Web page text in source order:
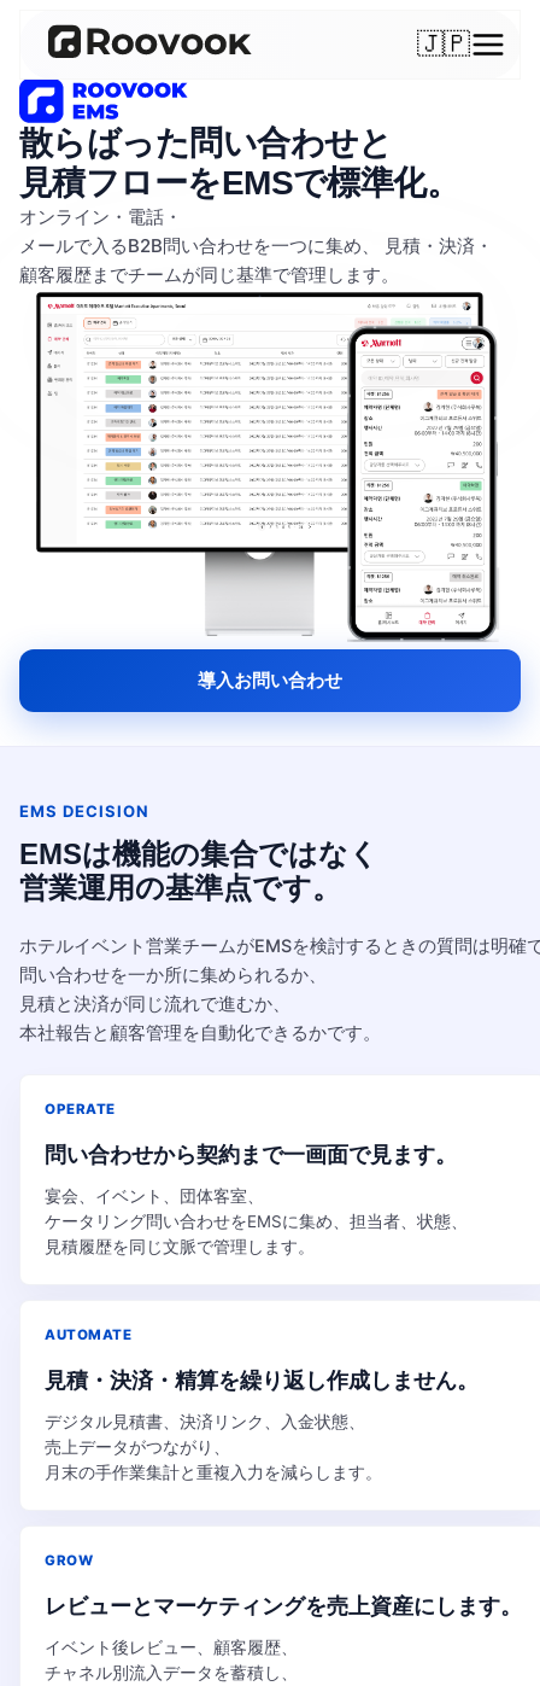
🇯🇵
散らばった問い合わせと
見積フローをEMSで標準化。
オンライン・電話・
メールで入るB2B問い合わせを一つに集め、
見積・決済・
顧客履歴までチームが同じ基準で管理します。
導入お問い合わせ
EMS DECISION
EMSは機能の集合ではなく
営業運用の基準点です。
ホテルイベント営業チームがEMSを検討するときの質問は明確
問い合わせを一か所に集められるか、
見積と決済が同じ流れで進むか、
本社報告と顧客管理を自動化できるかです。
OPERATE
問い合わせから契約まで一画面で見ます。
宴会、イベント、団体客室、
ケータリング問い合わせをEMSに集め、担当者、状態、
見積履歴を同じ文脈で管理します。
AUTOMATE
見積・決済・精算を繰り返し作成しません。
デジタル見積書、決済リンク、入金状態、
売上データがつながり、
月末の手作業集計と重複入力を減らします。
GROW
レビューとマーケティングを売上資産にします。
イベント後レビュー、顧客履歴、
チャネル別流入データを蓄積し、